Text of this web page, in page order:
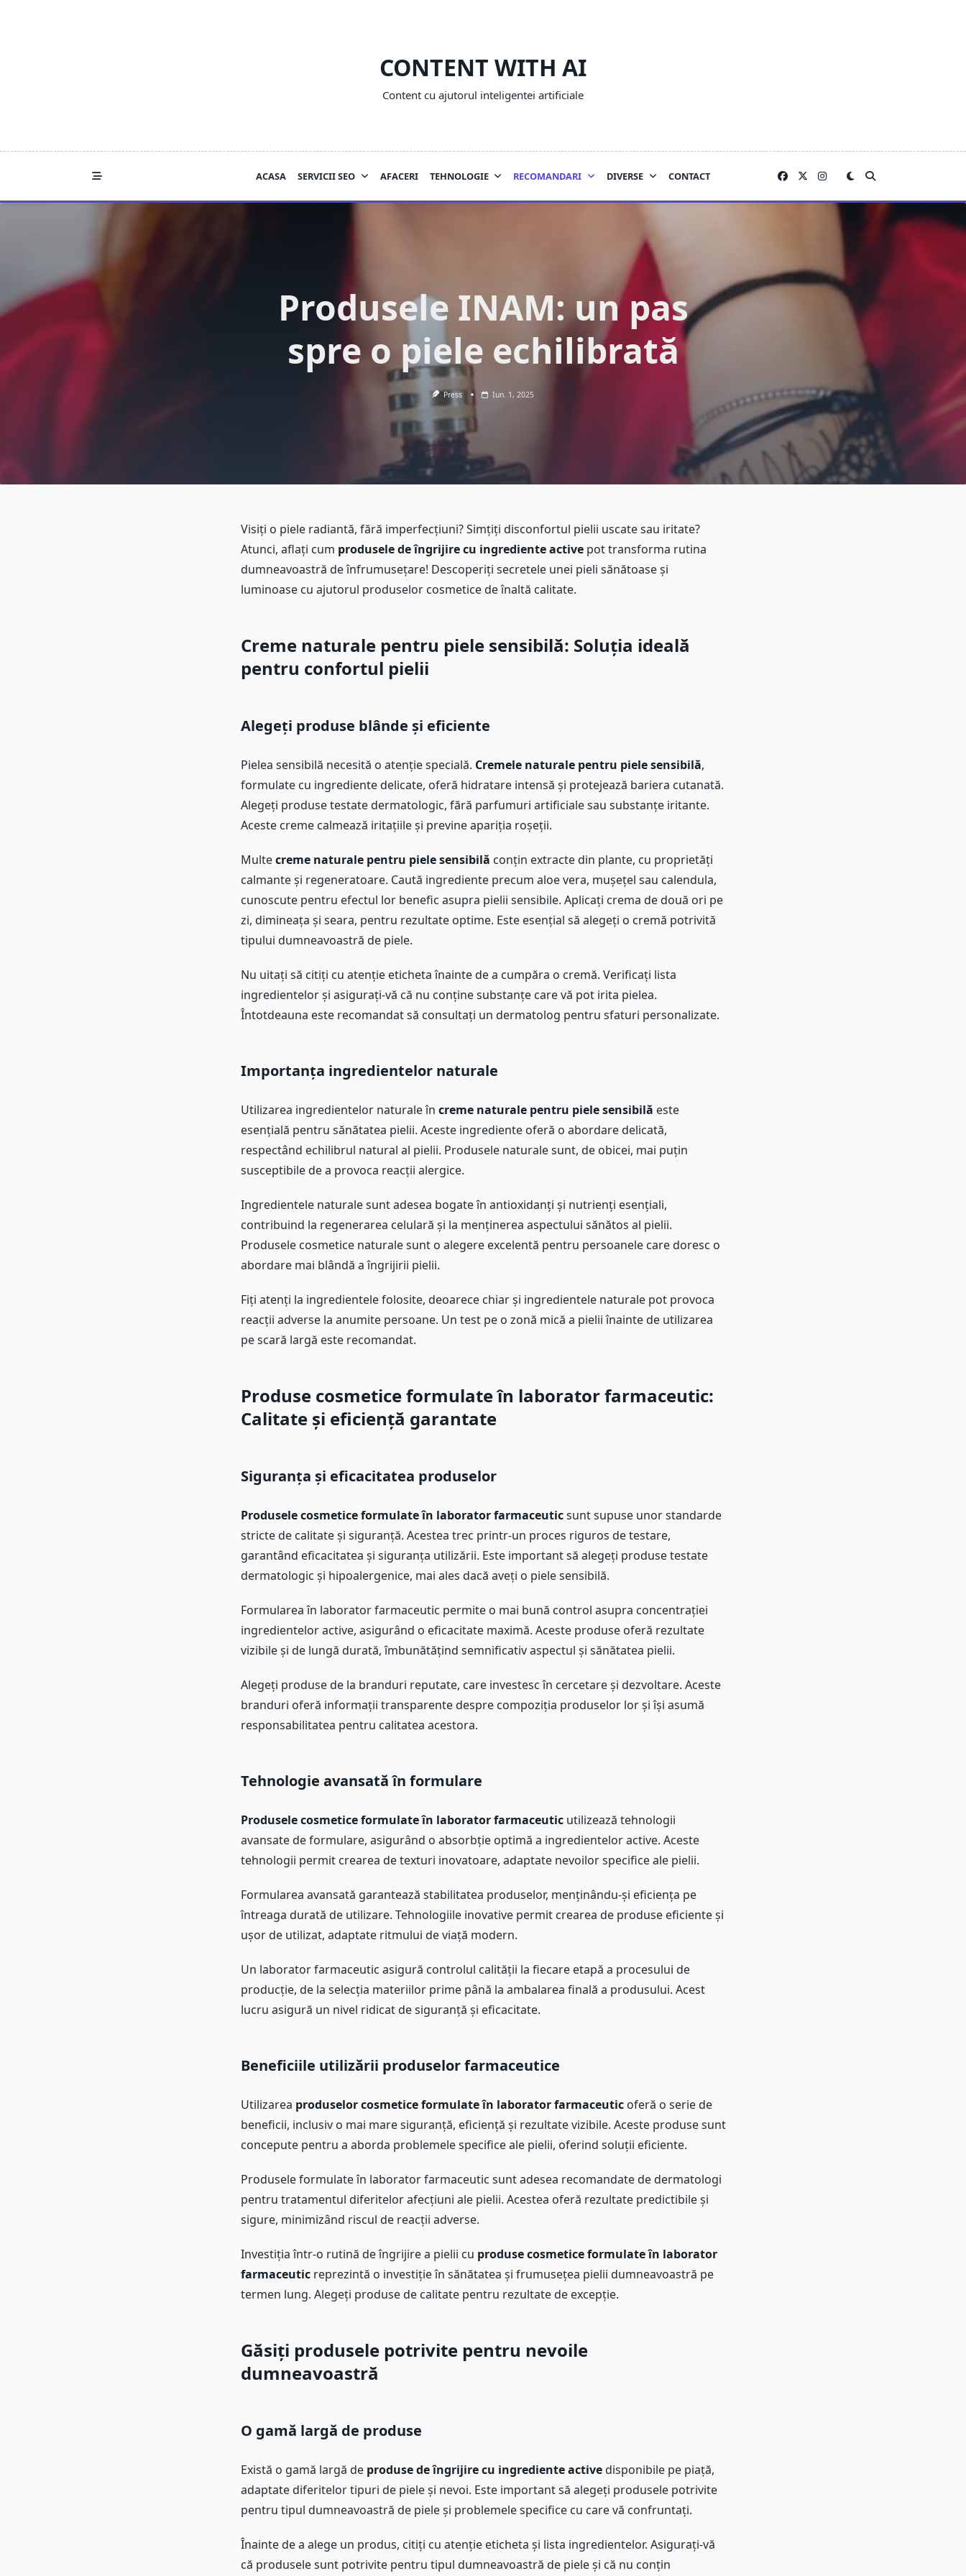
CONTENT WITH AI
Content cu ajutorul inteligentei artificiale
ACASA SERVICII SEO AFACERI TEHNOLOGIE RECOMANDARI DIVERSE CONTACT
Produsele INAM: un pas
spre o piele echilibrată
Press Iun. 1, 2025
Visiți o piele radiantă, fără imperfecțiuni? Simțiți disconfortul pielii uscate sau iritate?
Atunci, aflați cum produsele de îngrijire cu ingrediente activepot transforma rutina
dumneavoastră de înfrumusețare! Descoperiți secretele unei pieli sănătoase și
luminoase cu ajutorul produselor cosmetice de înaltă calitate.
Creme naturale pentru piele sensibilă: Soluția ideală
pentru confortul pielii
Alegeți produse blânde și eficiente
Pielea sensibilă necesită o atenție specială. Cremele naturale pentru piele sensibilă,
formulate cu ingrediente delicate, oferă hidratare intensă și protejează bariera cutanată.
Alegeți produse testate dermatologic, fără parfumuri artificiale sau substanțe iritante.
Aceste creme calmează iritațiile și previne apariția roșeții.
Multecreme naturale pentru piele sensibilă conțin extracte din plante, cu proprietăți
calmante și regeneratoare. Caută ingrediente precum aloe vera, mușețel sau calendula,
cunoscute pentru efectul lor benefic asupra pielii sensibile. Aplicați crema de două ori pe
zi, dimineața și seara, pentru rezultate optime. Este esențial să alegeți o cremă potrivită
tipului dumneavoastră de piele.
Nu uitați să citiți cu atenție eticheta înainte de a cumpăra o cremă. Verificați lista
ingredientelor și asigurați-vă că nu conține substanțe care vă pot irita pielea.
Întotdeauna este recomandat să consultați un dermatolog pentru sfaturi personalizate.
Importanța ingredientelor naturale
Utilizarea ingredientelor naturale în creme naturale pentru piele sensibilă este
esențială pentru sănătatea pielii. Aceste ingrediente oferă o abordare delicată,
respectând echilibrul natural al pielii. Produsele naturale sunt, de obicei, mai puțin
susceptibile de a provoca reacții alergice.
Ingredientele naturale sunt adesea bogate în antioxidanți și nutrienți esențiali,
contribuind la regenerarea celulară și la menținerea aspectului sănătos al pielii.
Produsele cosmetice naturale sunt o alegere excelentă pentru persoanele care doresc o
abordare mai blândă a îngrijirii pielii.
Fiți atenți la ingredientele folosite, deoarece chiar și ingredientele naturale pot provoca
reacții adverse la anumite persoane. Un test pe o zonă mică a pielii înainte de utilizarea
pe scară largă este recomandat.
Produse cosmetice formulate în laborator farmaceutic:
Calitate și eficiență garantate
Siguranța și eficacitatea produselor
Produsele cosmetice formulate în laborator farmaceuticsunt supuse unor standarde
stricte de calitate și siguranță. Acestea trec printr-un proces riguros de testare,
garantând eficacitatea și siguranța utilizării. Este important să alegeți produse testate
dermatologic și hipoalergenice, mai ales dacă aveți o piele sensibilă.
Formularea în laborator farmaceutic permite o mai bună control asupra concentrației
ingredientelor active, asigurând o eficacitate maximă. Aceste produse oferă rezultate
vizibile și de lungă durată, îmbunătățind semnificativ aspectul și sănătatea pielii.
Alegeți produse de la branduri reputate, care investesc în cercetare și dezvoltare. Aceste
branduri oferă informații transparente despre compoziția produselor lor și își asumă
responsabilitatea pentru calitatea acestora.
Tehnologie avansată în formulare
Produsele cosmetice formulate în laborator farmaceuticutilizează tehnologii
avansate de formulare, asigurând o absorbție optimă a ingredientelor active. Aceste
tehnologii permit crearea de texturi inovatoare, adaptate nevoilor specifice ale pielii.
Formularea avansată garantează stabilitatea produselor, menținându-și eficiența pe
întreaga durată de utilizare. Tehnologiile inovative permit crearea de produse eficiente și
ușor de utilizat, adaptate ritmului de viață modern.
Un laborator farmaceutic asigură controlul calității la fiecare etapă a procesului de
producție, de la selecția materiilor prime până la ambalarea finală a produsului. Acest
lucru asigură un nivel ridicat de siguranță și eficacitate.
Beneficiile utilizării produselor farmaceutice
Utilizarea produselor cosmetice formulate în laborator farmaceuticoferă o serie de
beneficii, inclusiv o mai mare siguranță, eficiență și rezultate vizibile. Aceste produse sunt
concepute pentru a aborda problemele specifice ale pielii, oferind soluții eficiente.
Produsele formulate în laborator farmaceutic sunt adesea recomandate de dermatologi
pentru tratamentul diferitelor afecțiuni ale pielii. Acestea oferă rezultate predictibile și
sigure, minimizând riscul de reacții adverse.
Investiția într-o rutină de îngrijire a pielii cu produse cosmetice formulate în laborator
farmaceuticreprezintă o investiție în sănătatea și frumusețea pielii dumneavoastră pe
termen lung. Alegeți produse de calitate pentru rezultate de excepție.
Găsiți produsele potrivite pentru nevoile
dumneavoastră
O gamă largă de produse
Există o gamă largă de produse de îngrijire cu ingrediente activedisponibile pe piață,
adaptate diferitelor tipuri de piele și nevoi. Este important să alegeți produsele potrivite
pentru tipul dumneavoastră de piele și problemele specifice cu care vă confruntați.
Înainte de a alege un produs, citiți cu atenție eticheta și lista ingredientelor. Asigurați-vă
că produsele sunt potrivite pentru tipul dumneavoastră de piele și că nu conțin